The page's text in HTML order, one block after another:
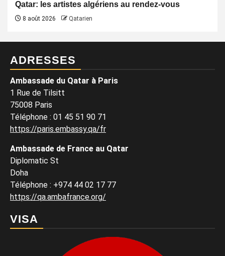
Qatar: les artistes algériens au rendez-vous
8 août 2026 Qatarien
ADRESSES
Ambassade du Qatar à Paris
1 Rue de Tilsitt
75008 Paris
Téléphone : 01 45 51 90 71
https://paris.embassy.qa/fr
Ambassade de France au Qatar
Diplomatic St
Doha
Téléphone : +974 44 02 17 77
https://qa.ambafrance.org/
VISA